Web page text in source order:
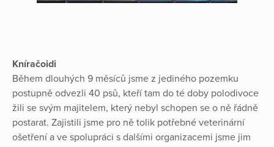
Kníračoidi
Během dlouhých 9 měsíců jsme z jediného pozemku
postupně odvezli 40 psů, kteří tam do té doby polodivoce
žili se svým majitelem, který nebyl schopen se o ně řádně
postarat. Zajistili jsme pro ně tolik potřebné veterinární
ošetření a ve spolupráci s dalšími organizacemi jsme jim